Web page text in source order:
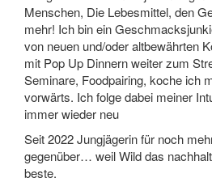
Menschen, Die Lebesmittel, den
mehr! Ich bin ein
von neuen und/oder altbewährten
mit Pop Up Dinnern weiter zum
Seminare, Foodpairing, koche ich
vorwärts. Ich folge dabei meiner
immer wieder neu
Seit 2022 Jungjägerin für noch
gegenüber… weil Wild das
beste.